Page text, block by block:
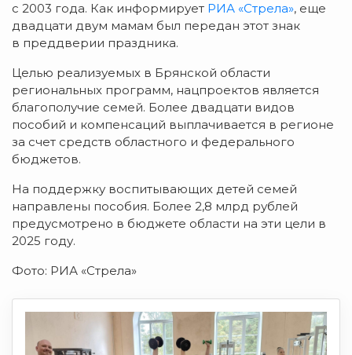
с 2003 года. Как информирует РИА «Стрела», еще
двадцати двум мамам был передан этот знак
в преддверии праздника.
Целью реализуемых в Брянской области
региональных программ, нацпроектов является
благополучие семей. Более двадцати видов
пособий и компенсаций выплачивается в регионе
за счет средств областного и федерального
бюджетов.
На поддержку воспитывающих детей семей
направлены пособия. Более 2,8 млрд рублей
предусмотрено в бюджете области на эти цели в
2025 году.
Фото: РИА «Стрела»